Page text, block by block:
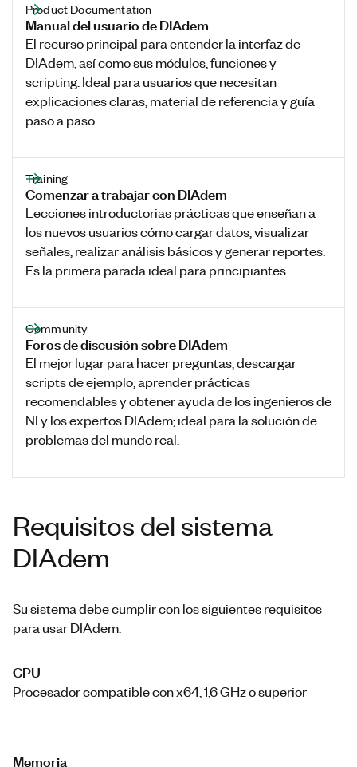
Product Documentation
Manual del usuario de DIAdem
El recurso principal para entender la interfaz de
DIAdem, así como sus módulos, funciones y
scripting. Ideal para usuarios que necesitan
explicaciones claras, material de referencia y guía
paso a paso.
Training
Comenzar a trabajar con DIAdem
Lecciones introductorias prácticas que enseñan a
los nuevos usuarios cómo cargar datos, visualizar
señales, realizar análisis básicos y generar reportes.
Es la primera parada ideal para principiantes.
Community
Foros de discusión sobre DIAdem
El mejor lugar para hacer preguntas, descargar
scripts de ejemplo, aprender prácticas
recomendables y obtener ayuda de los ingenieros de
NI y los expertos DIAdem; ideal para la solución de
problemas del mundo real.
Requisitos del sistema
DIAdem
Su sistema debe cumplir con los siguientes requisitos
para usar DIAdem.
CPU
Procesador compatible con x64, 1,6 GHz o superior
Memoria